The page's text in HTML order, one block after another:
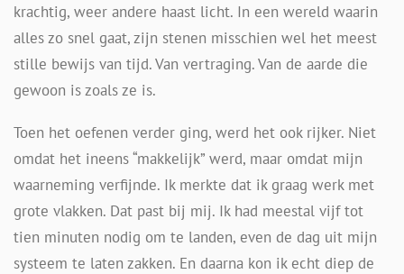
krachtig, weer andere haast licht. In een wereld waarin
alles zo snel gaat, zijn stenen misschien wel het meest
stille bewijs van tijd. Van vertraging. Van de aarde die
gewoon is zoals ze is.
Toen het oefenen verder ging, werd het ook rijker. Niet
omdat het ineens “makkelijk” werd, maar omdat mijn
waarneming verfijnde. Ik merkte dat ik graag werk met
grote vlakken. Dat past bij mij. Ik had meestal vijf tot
tien minuten nodig om te landen, even de dag uit mijn
systeem te laten zakken. En daarna kon ik echt diep de